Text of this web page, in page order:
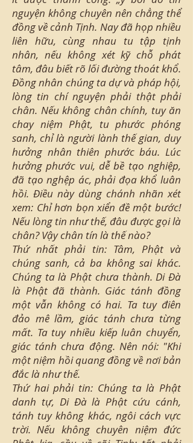
nguyện không chuyên nên chẳng thể
đồng về cảnh Tịnh. Nay đã họp nhiều
liên hữu, cùng nhau tu tập tịnh
nhân, nếu không xét kỹ chỗ phát
tâm, đâu biết rõ lối đường thoát khổ.
Đồng nhân chúng ta dự và pháp hội,
lòng tin chí nguyện phải thật phải
chân. Nếu không chân chính, tuy ăn
chay niệm Phật, tu phước phóng
sanh, chỉ là người lành thế gian, duy
hưởng nhân thiên phước báu. Lúc
hưởng phước vui, dễ bề tạo nghiệp,
đã tạo nghệp ác, phải đọa khổ luân
hồi. Điều này dùng chánh nhãn xét
xem: Chỉ hơn bọn xiển đề một bước!
Nếu lòng tin như thế, đâu được gọi là
chân? Vậy chân tín là thế nào?
Thứ nhất phải tin: Tâm, Phật và
chúng sanh, cả ba không sai khác.
Chúng ta là Phật chưa thành. Di Đà
là Phật đã thành. Giác tánh đồng
một vẫn không có hai. Ta tuy điên
đảo mê lầm, giác tánh chưa từng
mất. Ta tuy nhiều kiếp luân chuyển,
giác tánh chưa động. Nên nói: "Khi
một niệm hồi quang đồng về nơi bản
đắc là như thế.
Thứ hai phải tin: Chúng ta là Phật
danh tự, Di Đà là Phật cứu cánh,
tánh tuy không khác, ngôi cách vực
trời. Nếu không chuyên niệm đức